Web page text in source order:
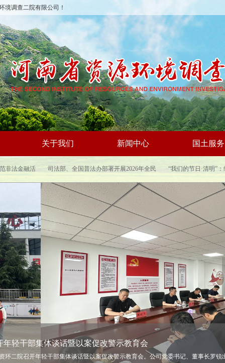
境调查二院有限公司！
关于我们 新闻中心 国土服务
监管总局：2026年度防范非法金融活 司法部、全国普法办部署开展2026年全民
国家安全教育日普法宣传活动
年轻干部集体谈话暨以案促改警示教育会
环二院召开年轻干部集体谈话暨以案促改警示教育会。公司党委书记、董事长罗锐
、党委副书记、...